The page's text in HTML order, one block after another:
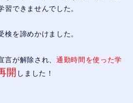
習できませんでした。
検を諦めかけました。
言が解除され、 通勤時間を使った学
開 しました！